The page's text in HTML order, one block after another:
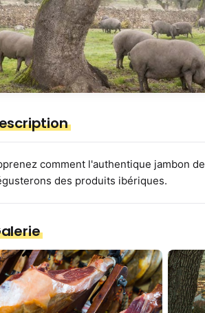
comment l'authentique jambon
des produits ibériques.